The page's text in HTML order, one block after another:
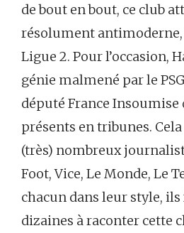
de bout en bout, ce club
résolument
Ligue 2. Pour l’occasion,
génie malmené par le
député France Insoumise
présents en tribunes.
(très) nombreux
Foot, Vice, Le Monde, Le
chacun dans leur style,
dizaines à raconter cette